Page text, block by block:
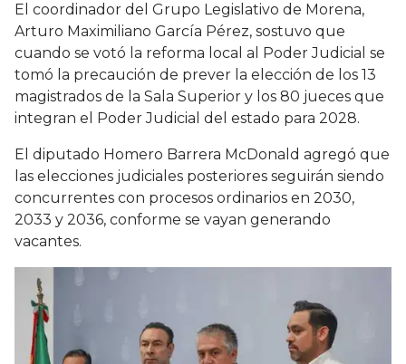
El coordinador del Grupo Legislativo de Morena,
Arturo Maximiliano García Pérez, sostuvo que
cuando se votó la reforma local al Poder Judicial se
tomó la precaución de prever la elección de los 13
magistrados de la Sala Superior y los 80 jueces que
integran el Poder Judicial del estado para 2028.
El diputado Homero Barrera McDonald agregó que
las elecciones judiciales posteriores seguirán siendo
concurrentes con procesos ordinarios en 2030,
2033 y 2036, conforme se vayan generando
vacantes.